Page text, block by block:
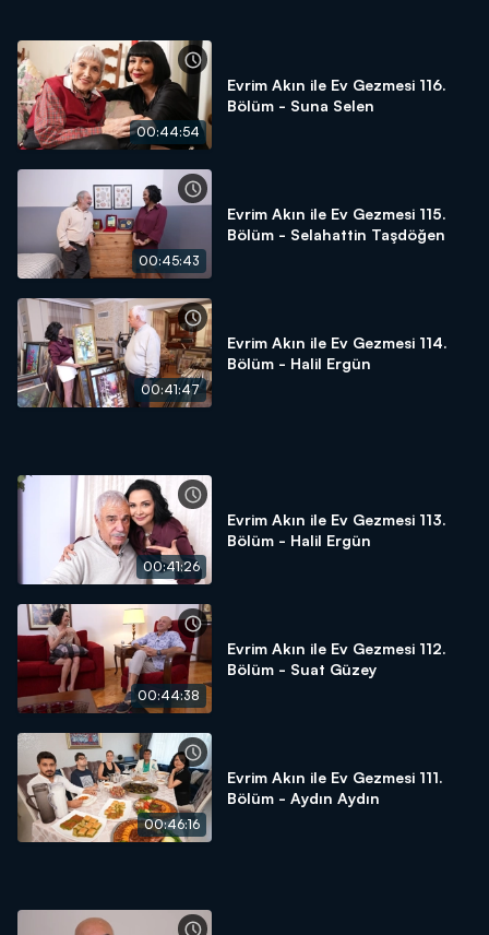
00:44:54
Evrim Akın ile Ev Gezmesi 116.
Bölüm - Suna Selen
00:45:43
Evrim Akın ile Ev Gezmesi 115.
Bölüm - Selahattin Taşdöğen
00:41:47
Evrim Akın ile Ev Gezmesi 114.
Bölüm - Halil Ergün
00:41:26
Evrim Akın ile Ev Gezmesi 113.
Bölüm - Halil Ergün
00:44:38
Evrim Akın ile Ev Gezmesi 112.
Bölüm - Suat Güzey
00:46:16
Evrim Akın ile Ev Gezmesi 111.
Bölüm - Aydın Aydın